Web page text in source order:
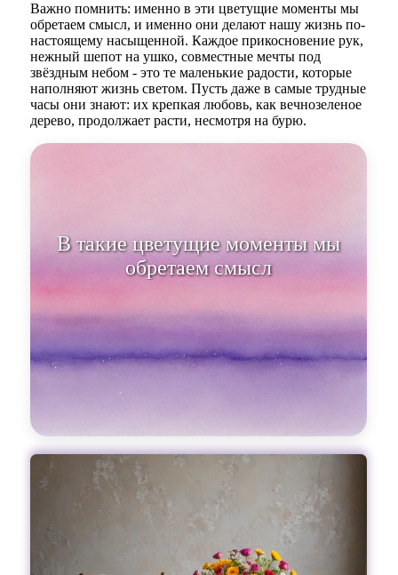
Важно помнить: именно в эти цветущие моменты мы
обретаем смысл, и именно они делают нашу жизнь по-
настоящему насыщенной. Каждое прикосновение рук,
нежный шепот на ушко, совместные мечты под
звёздным небом - это те маленькие радости, которые
наполняют жизнь светом. Пусть даже в самые трудные
часы они знают: их крепкая любовь, как вечнозеленое
дерево, продолжает расти, несмотря на бурю.
В такие цветущие моменты мы
обретаем смысл, и именно они